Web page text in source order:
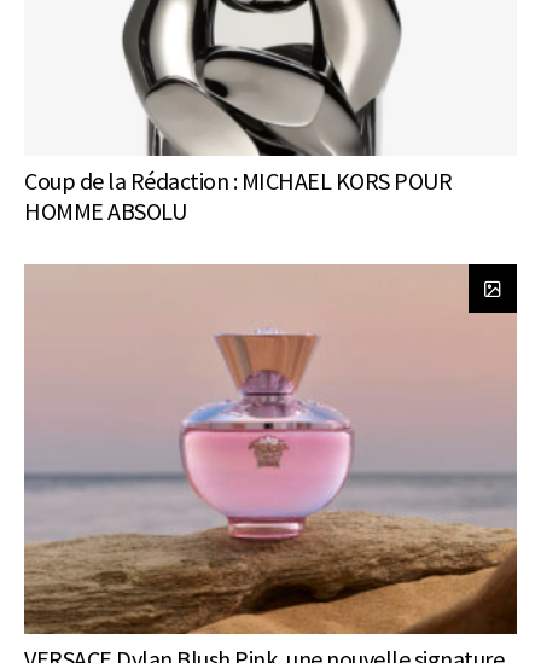
Coup de la Rédaction : MICHAEL KORS POUR
HOMME ABSOLU